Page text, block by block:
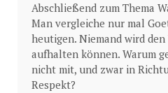
Abschließend zum Thema
Man vergleiche nur mal
heutigen. Niemand wird
aufhalten können. Warum
nicht mit, und zwar in
Respekt?